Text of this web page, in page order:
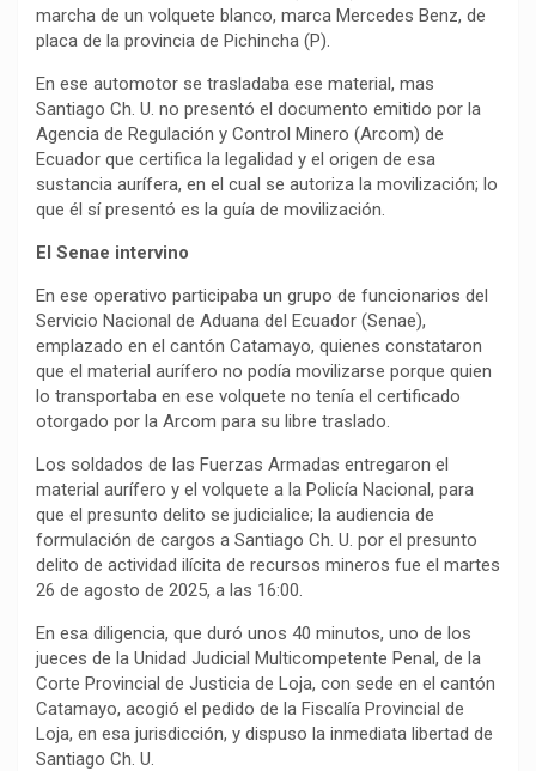
marcha de un volquete blanco, marca Mercedes Benz, de
placa de la provincia de Pichincha (P).
En ese automotor se trasladaba ese material, mas
Santiago Ch. U. no presentó el documento emitido por la
Agencia de Regulación y Control Minero (Arcom) de
Ecuador que certifica la legalidad y el origen de esa
sustancia aurífera, en el cual se autoriza la movilización; lo
que él sí presentó es la guía de movilización.
El Senae intervino
En ese operativo participaba un grupo de funcionarios del
Servicio Nacional de Aduana del Ecuador (Senae),
emplazado en el cantón Catamayo, quienes constataron
que el material aurífero no podía movilizarse porque quien
lo transportaba en ese volquete no tenía el certificado
otorgado por la Arcom para su libre traslado.
Los soldados de las Fuerzas Armadas entregaron el
material aurífero y el volquete a la Policía Nacional, para
que el presunto delito se judicialice; la audiencia de
formulación de cargos a Santiago Ch. U. por el presunto
delito de actividad ilícita de recursos mineros fue el martes
26 de agosto de 2025, a las 16:00.
En esa diligencia, que duró unos 40 minutos, uno de los
jueces de la Unidad Judicial Multicompetente Penal, de la
Corte Provincial de Justicia de Loja, con sede en el cantón
Catamayo, acogió el pedido de la Fiscalía Provincial de
Loja, en esa jurisdicción, y dispuso la inmediata libertad de
Santiago Ch. U.